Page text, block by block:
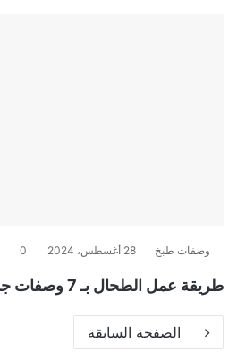
وصفات طبخ 28 أغسطس، 2024 0
طريقة عمل الطحال بـ 7 وصفات جديدة
الصفحة السابقة